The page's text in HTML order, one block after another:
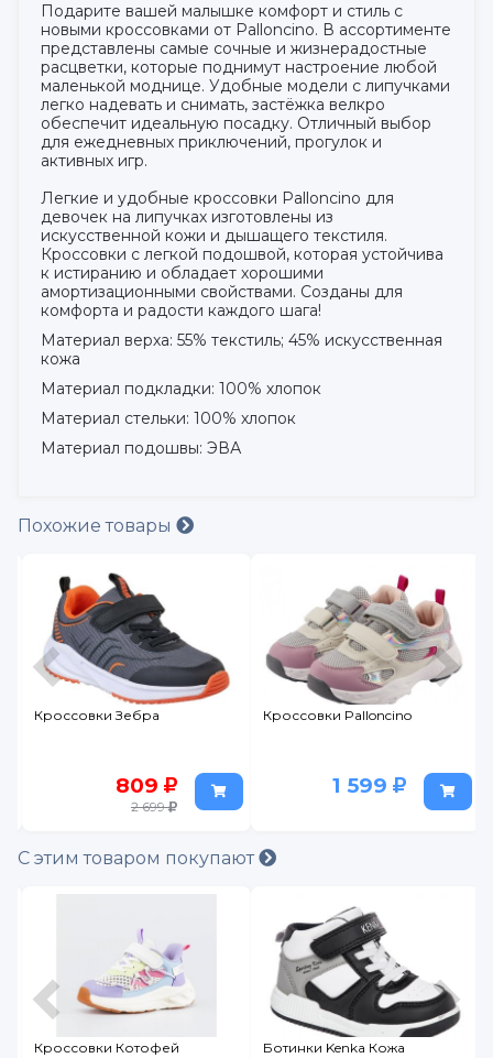
Подарите вашей малышке комфорт и стиль с
новыми кроссовками от Palloncino. В ассортименте
представлены самые сочные и жизнерадостные
расцветки, которые поднимут настроение любой
маленькой моднице. Удобные модели с липучками
легко надевать и снимать, застёжка велкро
обеспечит идеальную посадку. Отличный выбор
для ежедневных приключений, прогулок и
активных игр.
Легкие и удобные кроссовки Palloncino для
девочек на липучках изготовлены из
искусственной кожи и дышащего текстиля.
Кроссовки с легкой подошвой, которая устойчива
к истиранию и обладает хорошими
амортизационными свойствами. Созданы для
комфорта и радости каждого шага!
Материал верха: 55% текстиль; 45% искусственная
кожа
Материал подкладки: 100% хлопок
Материал стельки: 100% хлопок
Материал подошвы: ЭВА
Похожие товары
Кроссовки Зебра
809
2 699
Кроссовки Palloncino
1 599
С этим товаром покупают
Кроссовки Котофей Ботинки Kenka Кожа